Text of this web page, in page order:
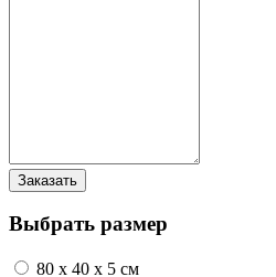
Выбрать размер
80 x 40 x 5 см